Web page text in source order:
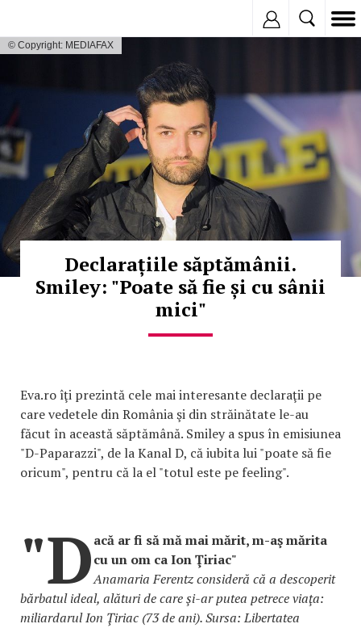
© Copyright: MEDIAFAX
Declarațiile săptămânii.
Smiley: "Poate să fie și cu sânii
mici"
Eva.ro îţi prezintă cele mai interesante declaraţii pe
care vedetele din România şi din străinătate le-au
făcut în această săptămână. Smiley a spus în emisiunea
"D-Paparazzi", de la Kanal D, că iubita lui "poate să fie
oricum", pentru că la el "totul este pe feeling".
"Dacă ar fi să mă mai mărit, m-aş mărita
cu un om ca Ion Ţiriac"
Anamaria Ferentz consideră că a descoperit
bărbatul ideal, alături de care şi-ar putea petrece viaţa:
miliardarul Ion Ţiriac (73 de ani). Sursa: Libertatea